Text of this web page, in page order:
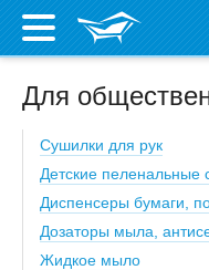
Для
Сушилки для рук
Детские пеленальные
Диспенсеры бумаги,
Дозаторы мыла,
Жидкое мыло